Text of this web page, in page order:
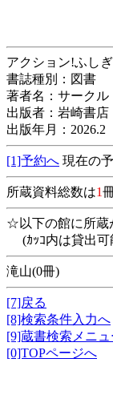
アクション!
書誌種別：図書
著者名：サークル
出版者：岩崎書店
出版年月：2026.2
[1]予約へ 現在の
所蔵資料総数は1
☆以下の館に所蔵
(ｶｯｺ内は貸出可
滝山(0冊)
[7]戻る
[8]検索条件入力へ
[9]蔵書検索メニ
[0]TOPページへ